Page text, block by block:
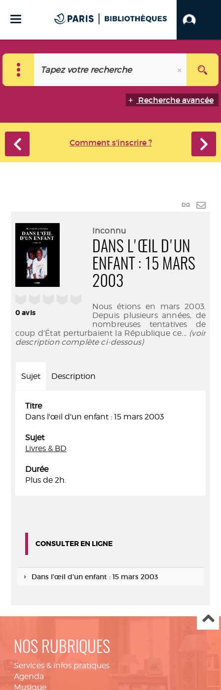
Recherche avancée
Comment s'inscrire ?
Lien
0avis
Inconnu
DANS L'ŒIL D'UN
ENFANT : 15 MARS
2003
Nous étions en mars 2003.
Depuis plusieurs années, de
nombreuses tentatives de
coup d’État perturbaient la République ce... (voir
description complète ci-dessous)
Sujet Description
Titre
Dans l'œil d'un enfant : 15 mars 2003
Sujet
Livres & BD
Durée
Plus de 2h.
CONSULTER EN LIGNE
Dans l'œil d'un enfant : 15 mars 2003
NOS RUBRIQUES
Services & infos pratiques
Agenda
Musique